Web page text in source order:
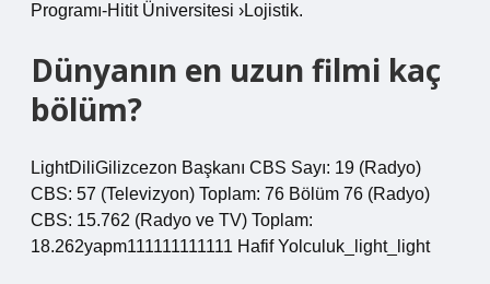
Programı-Hitit Üniversitesi ›Lojistik.
Dünyanın en uzun filmi kaç
bölüm?
LightDiliGilizcezon Başkanı CBS Sayı: 19 (Radyo)
CBS: 57 (Televizyon) Toplam: 76 Bölüm 76 (Radyo)
CBS: 15.762 (Radyo ve TV) Toplam:
18.262yapm111111111111 Hafif Yolculuk_light_light